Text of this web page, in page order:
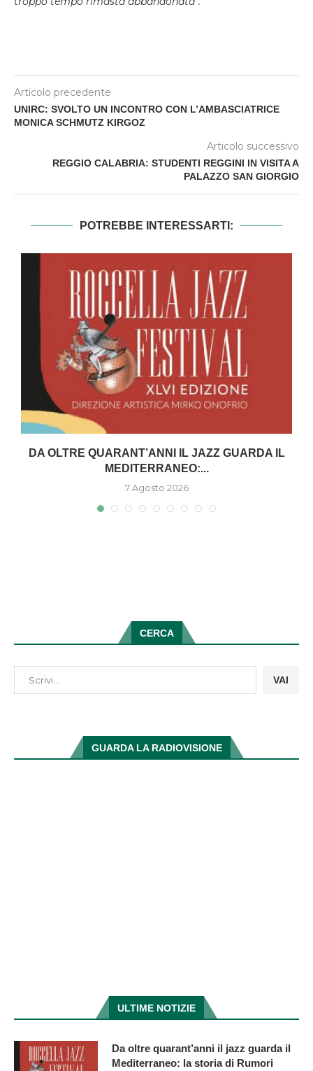
Articolo precedente
UNIRC: SVOLTO UN INCONTRO CON L’AMBASCIATRICE
MONICA SCHMUTZ KIRGOZ
Articolo successivo
REGGIO CALABRIA: STUDENTI REGGINI IN VISITA A
PALAZZO SAN GIORGIO
POTREBBE INTERESSARTI:
DA OLTRE QUARANT’ANNI IL JAZZ GUARDA IL
MEDITERRANEO:...
7 Agosto 2026
CERCA
VAI
GUARDA LA RADIOVISIONE
ULTIME NOTIZIE
Da oltre quarant’anni il jazz guarda il
Mediterraneo: la storia di Rumori